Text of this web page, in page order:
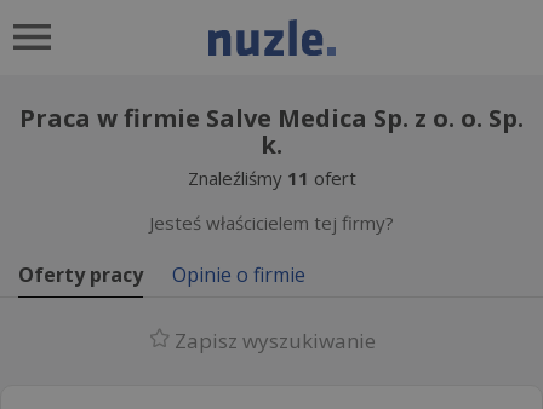
Praca w firmie Salve Medica Sp. z o. o. Sp.
k.
Znaleźliśmy 11 ofert
Jesteś właścicielem tej firmy?
Oferty pracy Opinie o firmie
Zapisz wyszukiwanie